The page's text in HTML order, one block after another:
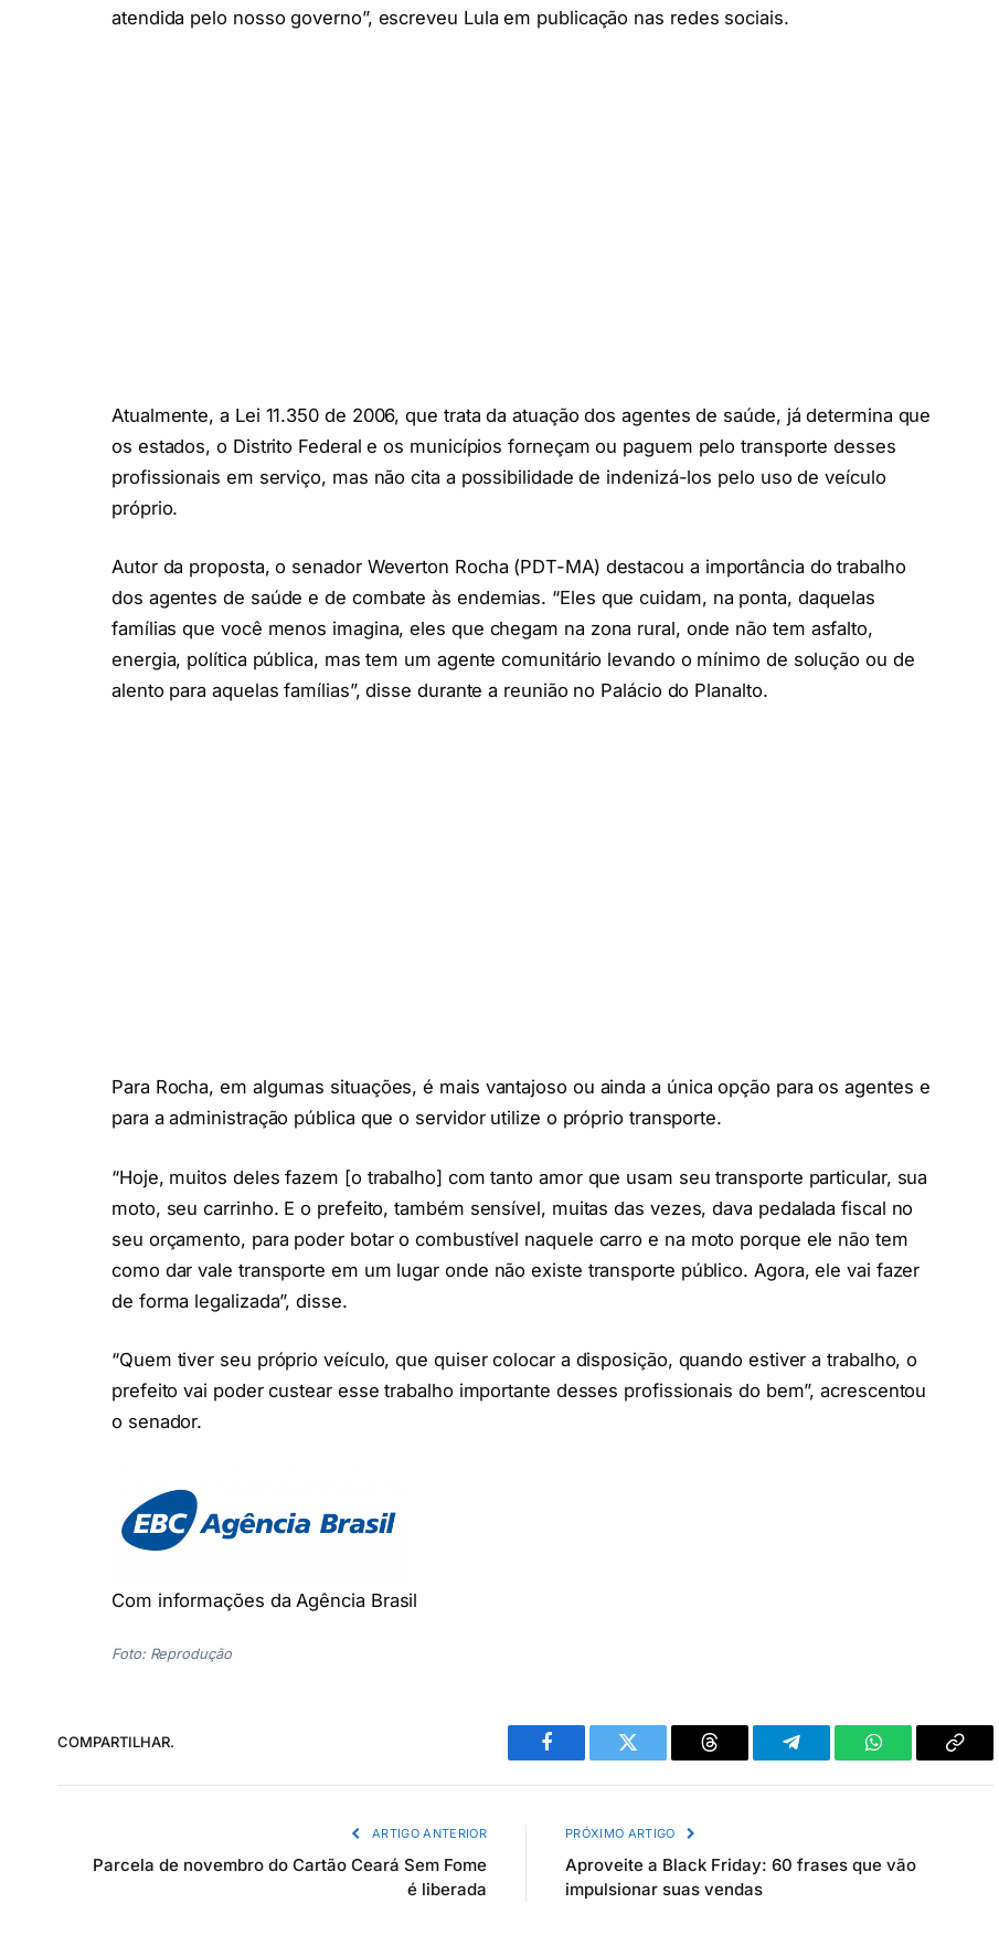
atendida pelo nosso governo”, escreveu Lula em publicação nas redes sociais.
Atualmente, a Lei 11.350 de 2006, que trata da atuação dos agentes de saúde, já determina que
os estados, o Distrito Federal e os municípios forneçam ou paguem pelo transporte desses
profissionais em serviço, mas não cita a possibilidade de indenizá-los pelo uso de veículo
próprio.
Autor da proposta, o senador Weverton Rocha (PDT-MA) destacou a importância do trabalho
dos agentes de saúde e de combate às endemias. “Eles que cuidam, na ponta, daquelas
famílias que você menos imagina, eles que chegam na zona rural, onde não tem asfalto,
energia, política pública, mas tem um agente comunitário levando o mínimo de solução ou de
alento para aquelas famílias”, disse durante a reunião no Palácio do Planalto.
Para Rocha, em algumas situações, é mais vantajoso ou ainda a única opção para os agentes e
para a administração pública que o servidor utilize o próprio transporte.
“Hoje, muitos deles fazem [o trabalho] com tanto amor que usam seu transporte particular, sua
moto, seu carrinho. E o prefeito, também sensível, muitas das vezes, dava pedalada fiscal no
seu orçamento, para poder botar o combustível naquele carro e na moto porque ele não tem
como dar vale transporte em um lugar onde não existe transporte público. Agora, ele vai fazer
de forma legalizada”, disse.
“Quem tiver seu próprio veículo, que quiser colocar a disposição, quando estiver a trabalho, o
prefeito vai poder custear esse trabalho importante desses profissionais do bem”, acrescentou
o senador.
Com informações da Agência Brasil
Foto: Reprodução
COMPARTILHAR.
Facebook Twitter Threads Telegram WhatsAppCopiar
ARTIGO ANTERIOR
Parcela de novembro do Cartão Ceará Sem Fome
é liberada
PRÓXIMO ARTIGO
Aproveite a Black Friday: 60 frases que vão
impulsionar suas vendas